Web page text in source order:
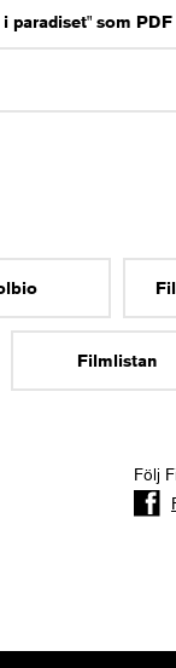
paradiset" som PDF
Filmlistan
Följ